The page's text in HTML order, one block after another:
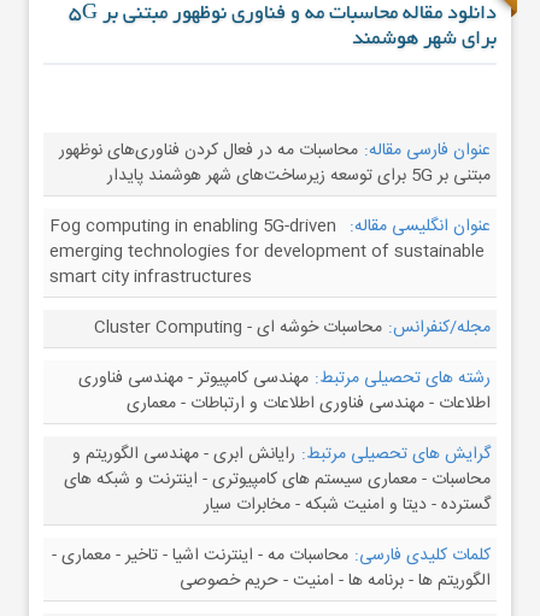
دانلود مقاله محاسبات مه و فناوری‌ نوظهور مبتنی بر 5G
برای شهر هوشمند
عنوان فارسی مقاله: محاسبات مه در فعال کردن فناوری‌های نوظهور
مبتنی بر 5G برای توسعه زیرساخت‌های شهر هوشمند پایدار
عنوان انگلیسی مقاله: Fog computing in enabling 5G-driven
emerging technologies for development of sustainable
smart city infrastructures
مجله/کنفرانس: محاسبات خوشه ای - Cluster Computing
رشته های تحصیلی مرتبط: مهندسی کامپیوتر - مهندسی فناوری
اطلاعات - مهندسی فناوری اطلاعات و ارتباطات - معماری
گرایش های تحصیلی مرتبط: رایانش ابری - مهندسی الگوریتم و
محاسبات - معماری سیستم های کامپیوتری - اینترنت و شبکه های
گسترده - دیتا و امنیت شبکه - مخابرات سیار
کلمات کلیدی فارسی: محاسبات مه - اینترنت اشیا - تاخیر - معماری -
الگوریتم ها - برنامه ها - امنیت - حریم خصوصی